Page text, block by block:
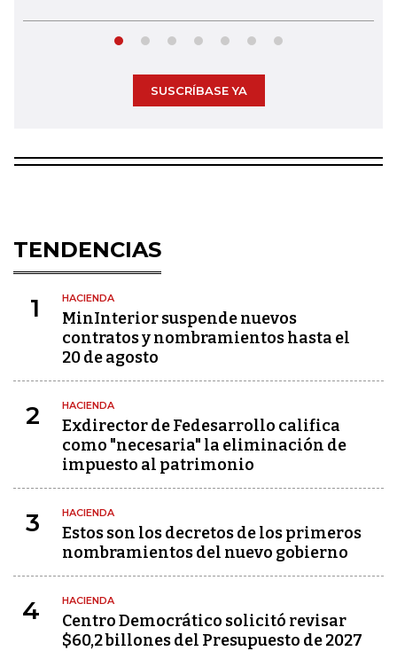
SUSCRÍBASE YA
TENDENCIAS
1 HACIENDA
MinInterior suspende nuevos
contratos y nombramientos hasta el
20 de agosto
2 HACIENDA
Exdirector de Fedesarrollo califica
como "necesaria" la eliminación de
impuesto al patrimonio
3 HACIENDA
Estos son los decretos de los primeros
nombramientos del nuevo gobierno
4 HACIENDA
Centro Democrático solicitó revisar
$60,2 billones del Presupuesto de 2027